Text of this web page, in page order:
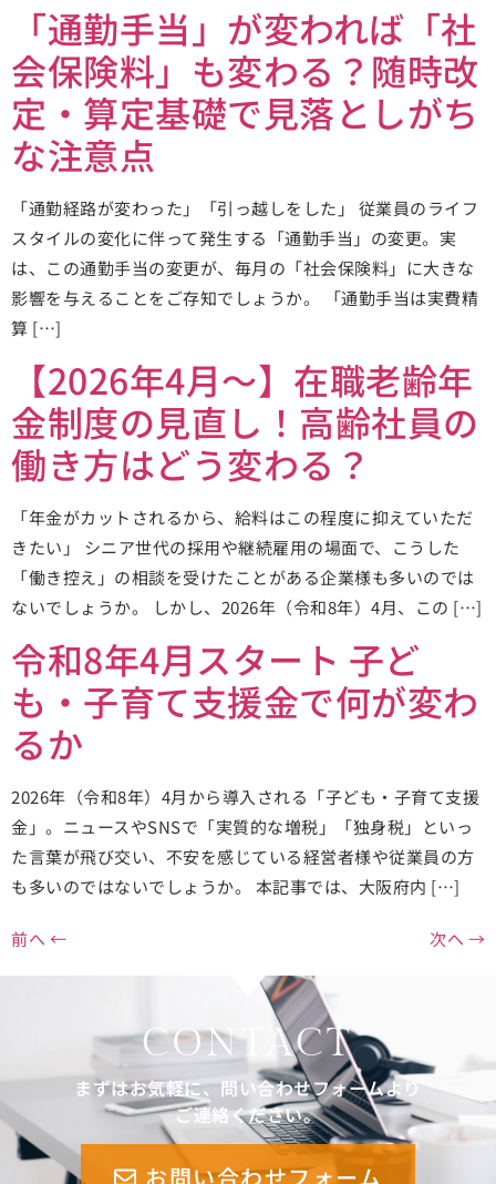
「通勤手当」が変われば「社
会保険料」も変わる？随時改
定・算定基礎で見落としがち
な注意点
「通勤経路が変わった」「引っ越しをした」 従業員のライフ
スタイルの変化に伴って発生する「通勤手当」の変更。実
は、この通勤手当の変更が、毎月の「社会保険料」に大きな
影響を与えることをご存知でしょうか。 「通勤手当は実費精
算 […]
【2026年4月～】在職老齢年
金制度の見直し！高齢社員の
働き方はどう変わる？
「年金がカットされるから、給料はこの程度に抑えていただ
きたい」 シニア世代の採用や継続雇用の場面で、こうした
「働き控え」の相談を受けたことがある企業様も多いのでは
ないでしょうか。 しかし、2026年（令和8年）4月、この […]
令和8年4月スタート 子ど
も・子育て支援金で何が変わ
るか
2026年（令和8年）4月から導入される「子ども・子育て支援
金」。ニュースやSNSで「実質的な増税」「独身税」といっ
た言葉が飛び交い、不安を感じている経営者様や従業員の方
も多いのではないでしょうか。 本記事では、大阪府内 […]
前へ ← 次へ →
CONTACT
まずはお気軽に、問い合わせフォームより
ご連絡ください。
お問い合わせフォーム